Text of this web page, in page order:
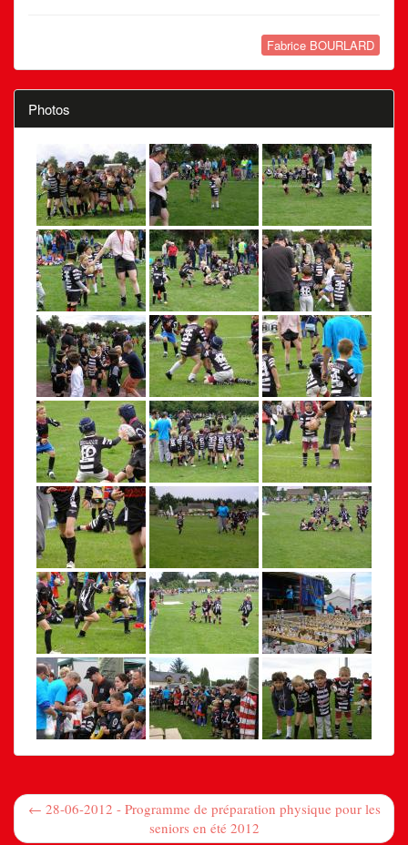
Fabrice BOURLARD
Photos
← 28-06-2012 - Programme de préparation physique pour les
seniors en été 2012